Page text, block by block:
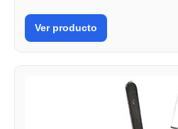
Ver producto